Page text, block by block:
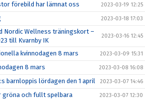
förebild har lämnat oss 2023-03-19 12:25
2023-03-18 17:03
Nordic Wellness träningskort –
till Kvarnby IK
2023-03-16 12:45
kvinnodagen 8 mars 2023-03-09 15:31
8 mars 2023-03-08 16:08
barnloppis lördagen den 1 april 2023-03-07 14:46
gröna och fullt spelbara 2023-03-07 12:30